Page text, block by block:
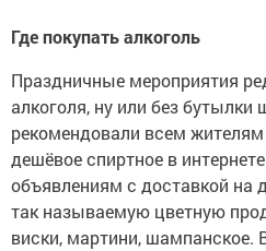
Где покупать алкоголь
Праздничные мероприятия
алкоголя, ну или без
рекомендовали всем жителям
дешёвое спиртное в
объявлениям с доставкой на
так называемую цветную
виски, мартини, шампанское.